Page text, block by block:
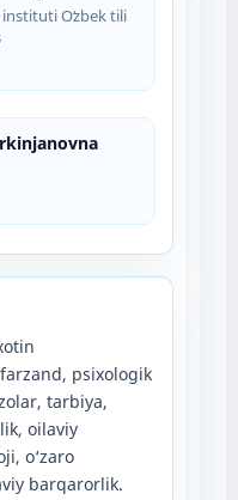
Oʻzbek tili
psixologik
tarbiya,
oilaviy
o‘zaro
barqarorlik.